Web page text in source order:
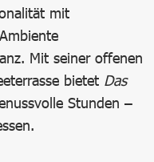
mit
Mit seiner offenen
bietet Das
Stunden –